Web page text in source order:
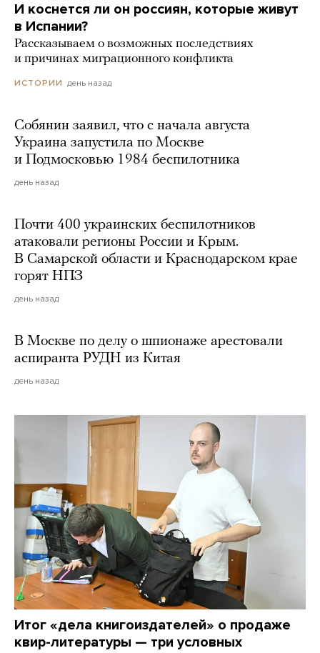
И коснется ли он россиян, которые живут
в Испании?
Рассказываем о возможных последствиях
и причинах миграционного конфликта
ИСТОРИИ день назад
Собянин заявил, что с начала августа
Украина запустила по Москве
и Подмосковью 1984 беспилотника
день назад
Почти 400 украинских беспилотников
атаковали регионы России и Крым.
В Самарской области и Краснодарском крае
горят НПЗ
день назад
В Москве по делу о шпионаже арестовали
аспиранта РУДН из Китая
день назад
Итог «дела книгоиздателей» о продаже
квир-литературы — три условных